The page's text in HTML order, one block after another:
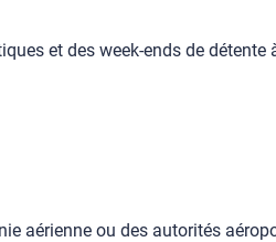
et des week-ends de
aérienne ou des autorités